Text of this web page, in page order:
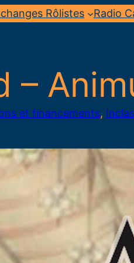
Rôlistes Radio
–
et financements,